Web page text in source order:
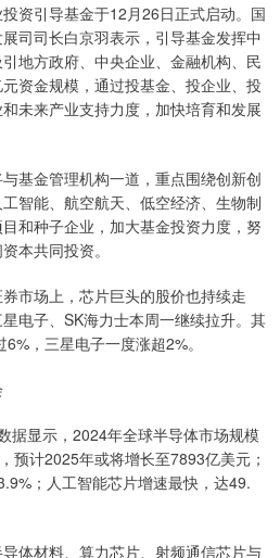
引导基金于12月26日正式启动。国
司司长白京羽表示，引导基金发挥中
地方政府、中央企业、金融机构、民
资金规模，通过投基金、投企业、投
未来产业支持力度，加快培育和发展
金管理机构一道，重点围绕创新创
智能、航空航天、低空经济、生物制
和种子企业，加大基金投资力度，努
本共同投资。
场上，芯片巨头的股价也持续走
电子、SK海力士本周一继续拉升。其
，三星电子一度涨超2%。
显示，2024年全球半导体市场规模
预计2025年或将增长至7893亿美元；
；人工智能芯片增速最快，达49.
材料、算力芯片、射频通信芯片与